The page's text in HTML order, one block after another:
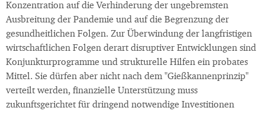
Konzentration auf die Verhinderung der ungebremsten
Ausbreitung der Pandemie und auf die Begrenzung der
gesundheitlichen Folgen. Zur Überwindung der langfristigen
wirtschaftlichen Folgen derart disruptiver Entwicklungen sind
Konjunkturprogramme und strukturelle Hilfen ein probates
Mittel. Sie dürfen aber nicht nach dem "Gießkannenprinzip"
verteilt werden, finanzielle Unterstützung muss
zukunftsgerichtet für dringend notwendige Investitionen